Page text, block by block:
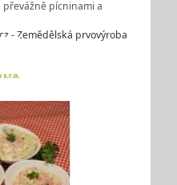
pícninami a
- Zemědělská prvovýroba